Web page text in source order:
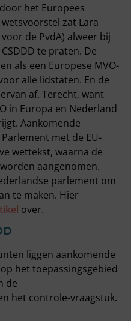
het Europees
zat Lara
de PvdA) alweer bij
te praten. De
als een Europese MVO-
alle lidstaten. En de
af. Terecht, want
in Europa en Nederland
Aankomende
met de EU-
wettekst, waarna de
aangenomen.
parlement om
te maken. Hier
over.
liggen aankomende
het toepassingsgebied
de
het controle-vraagstuk.